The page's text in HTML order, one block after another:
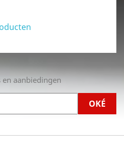
aanbiedingen